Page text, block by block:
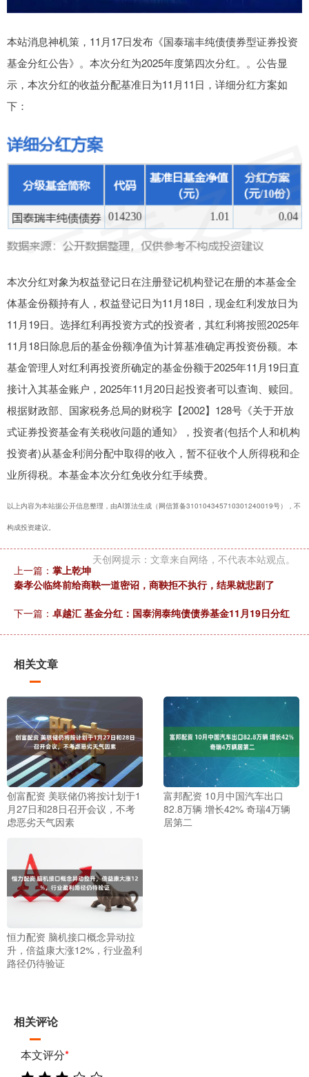
本站消息神机策，11月17日发布《国泰瑞丰纯债债券型证券投资
基金分红公告》。本次分红为2025年度第四次分红。。公告显
示，本次分红的收益分配基准日为11月11日，详细分红方案如
下：
本次分红对象为权益登记日在注册登记机构登记在册的本基金全
体基金份额持有人，权益登记日为11月18日，现金红利发放日为
11月19日。选择红利再投资方式的投资者，其红利将按照2025年
11月18日除息后的基金份额净值为计算基准确定再投资份额。本
基金管理人对红利再投资所确定的基金份额于2025年11月19日直
接计入其基金账户，2025年11月20日起投资者可以查询、赎回。
根据财政部、国家税务总局的财税字【2002】128号《关于开放
式证券投资基金有关税收问题的通知》，投资者(包括个人和机构
投资者)从基金利润分配中取得的收入，暂不征收个人所得税和企
业所得税。本基金本次分红免收分红手续费。
以上内容为本站据公开信息整理，由AI算法生成（网信算备310104345710301240019号），不
构成投资建议。
天创网提示：文章来自网络，不代表本站观点。
上一篇： 掌上乾坤
秦孝公临终前给商鞅一道密诏，商鞅拒不执行，结果就悲剧了
下一篇： 卓越汇 基金分红：国泰润泰纯债债券基金11月19日分红
相关文章
创富配资 美联储仍将按计划于1
月27日和28日召开会议，不考
虑恶劣天气因素
富邦配资 10月中国汽车出口
82.8万辆 增长42% 奇瑞4万辆
居第二
恒力配资 脑机接口概念异动拉
升，倍益康大涨12%，行业盈利
路径仍待验证
相关评论
本文评分*